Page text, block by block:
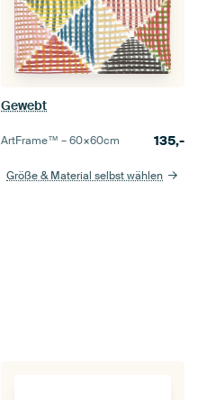
Gewebt
ArtFrame™ –60×60cm 135,-
Größe & Material selbst wählen